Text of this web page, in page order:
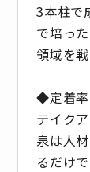
3本柱で
で培っ
領域を
◆定着
テイク
泉は人
るだけ